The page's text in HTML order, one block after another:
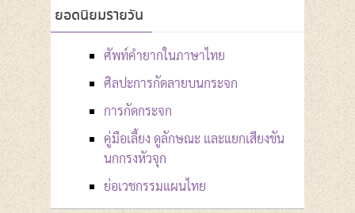
ยอดนิยมรายวัน
ศัพท์คำยากในภาษาไทย
ศิลปะการกัดลายบนกระจก
การกัดกระจก
คู่มือเลี้ยง ดูลักษณะ และแยกเสียงขัน
นกกรงหัวจุก
ย่อเวชกรรมแผนไทย